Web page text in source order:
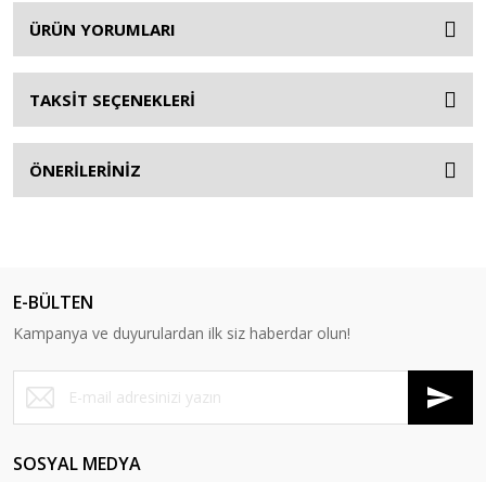
ÜRÜN YORUMLARI
TAKSİT SEÇENEKLERİ
ÖNERİLERİNİZ
E-BÜLTEN
Kampanya ve duyurulardan ilk siz haberdar olun!
SOSYAL MEDYA